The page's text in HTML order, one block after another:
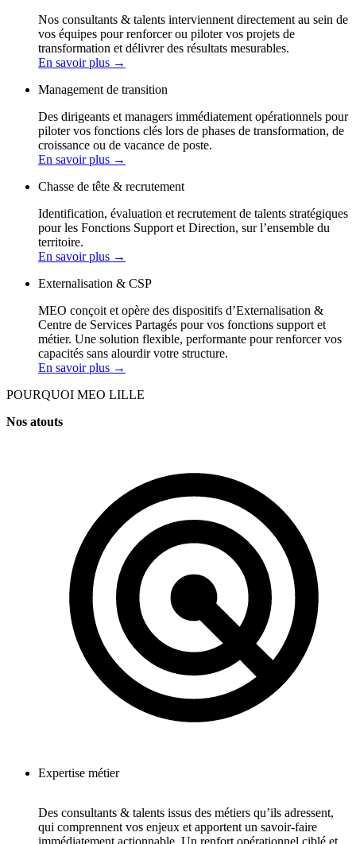
Nos consultants & talents interviennent directement au sein de
vos équipes pour renforcer ou piloter vos projets de
transformation et délivrer des résultats mesurables.
En savoir plus →
Management de transition
Des dirigeants et managers immédiatement opérationnels pour
piloter vos fonctions clés lors de phases de transformation, de
croissance ou de vacance de poste.
En savoir plus →
Chasse de tête & recrutement
Identification, évaluation et recrutement de talents stratégiques
pour les Fonctions Support et Direction, sur l’ensemble du
territoire.
En savoir plus →
Externalisation & CSP
MEO conçoit et opère des dispositifs d’Externalisation &
Centre de Services Partagés pour vos fonctions support et
métier. Une solution flexible, performante pour renforcer vos
capacités sans alourdir votre structure.
En savoir plus →
POURQUOI MEO LILLE
Nos atouts
Expertise métier
Des consultants & talents issus des métiers qu’ils adressent,
qui comprennent vos enjeux et apportent un savoir-faire
immédiatement actionnable. Un renfort opérationnel ciblé et